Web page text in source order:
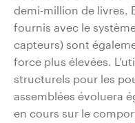
demi-million de livres.
fournis avec le
capteurs) sont
force plus élevées.
structurels pour les
assemblées évoluera
en cours sur le